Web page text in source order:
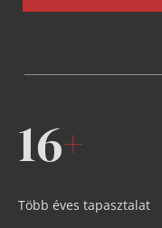
16+
Több éves tapasztalat